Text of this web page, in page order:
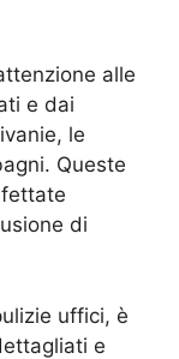
alle
e dai
le
Queste
di
uffici, è
e